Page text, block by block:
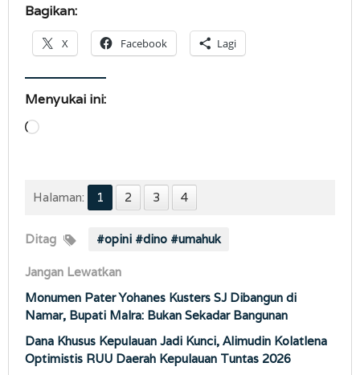
Bagikan:
X Facebook Lagi
Menyukai ini:
Memuat...
Halaman: 1 2 3 4
Ditag #opini #dino #umahuk
Jangan Lewatkan
Monumen Pater Yohanes Kusters SJ Dibangun di
Namar, Bupati Malra: Bukan Sekadar Bangunan
Dana Khusus Kepulauan Jadi Kunci, Alimudin Kolatlena
Optimistis RUU Daerah Kepulauan Tuntas 2026